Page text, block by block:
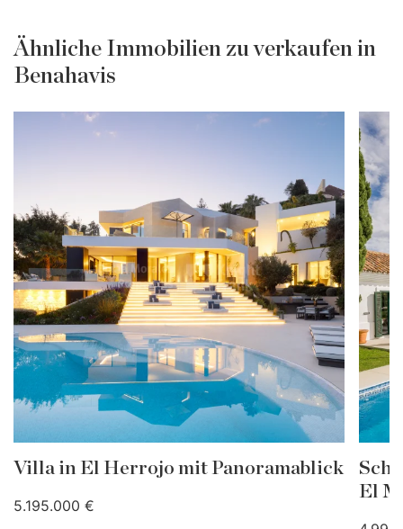
Ähnliche Immobilien zu verkaufen in
Benahavis
Villa in El Herrojo mit Panoramablick
5.195.000 €
El